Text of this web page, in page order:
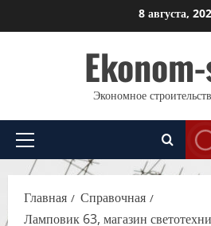
к
8 августа,
Экономное
Основное
меню
Главная
Справочная
Ламповик 63, магазин